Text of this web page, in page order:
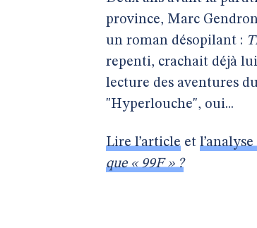
province, Marc
un roman désopilant :
repenti, crachait déjà lui
lecture des aventures
"Hyperlouche", oui...
Lire l’article et
que « 99F » ?